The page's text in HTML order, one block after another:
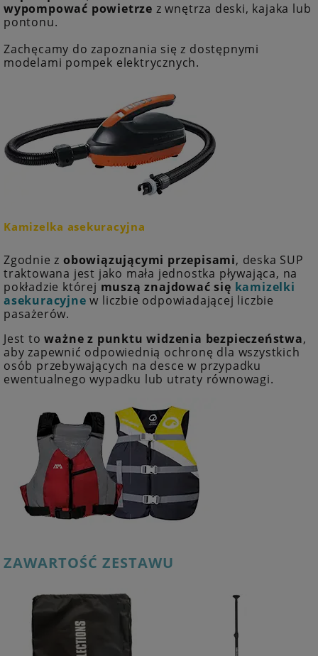
wypompować powietrze z wnętrza deski, kajaka lub
pontonu.
Zachęcamy do zapoznania się z dostępnymi
modelami pompek elektrycznych.
Kamizelka asekuracyjna
Zgodnie z obowiązującymi przepisami, deska SUP
traktowana jest jako mała jednostka pływająca, na
pokładzie której muszą znajdować się kamizelki
asekuracyjne w liczbie odpowiadającej liczbie
pasażerów.
Jest toważne z punktu widzenia bezpieczeństwa,
aby zapewnić odpowiednią ochronę dla wszystkich
osób przebywających na desce w przypadku
ewentualnego wypadku lub utraty równowagi.
ZAWARTOŚĆ ZESTAWU